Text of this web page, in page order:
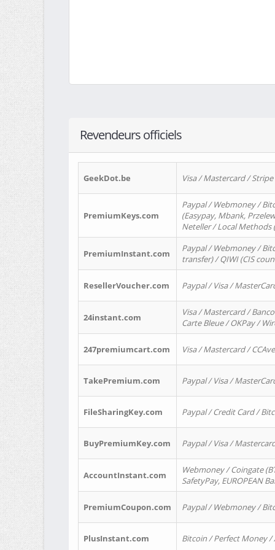
Revendeurs officiels
GeekDot.be Visa / Mastercard / Stripe
PremiumKeys.com
Paypal / Webmoney /
(Easypay, Mbank,
Neteller / Local Methods
PremiumInstant.com
Paypal / Webmoney /
transfer) / QIWI (CIS
ResellerVoucher.com Paypal / Visa /
24instant.com
Visa / Mastercard /
Carte Bleue / OKPay /
247premiumcart.com Visa / Mastercard /
TakePremium.com Paypal / Visa /
FileSharingKey.com Paypal / Credit Card /
BuyPremiumKey.com Paypal / Visa /
AccountInstant.com
Webmoney / Coingate
SafetyPay, EUROPEAN
PremiumCoupon.com Paypal / Webmoney /
PlusInstant.com Bitcoin / Perfect Money /